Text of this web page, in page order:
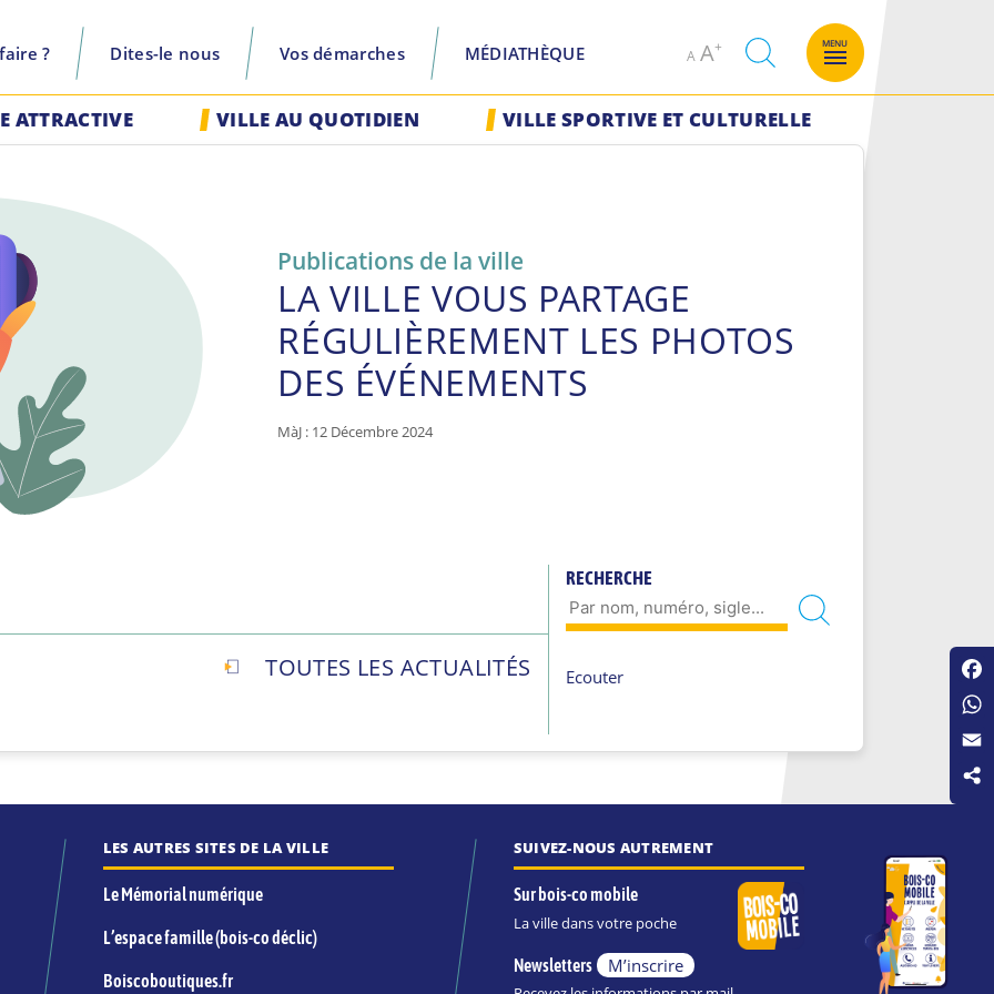
? Dites-le nous Vos démarches MÉDIATHÈQUE A
Decrease
font
AIncrease
size.
recherche
MENU
ATTRACTIVE VILLE AU QUOTIDIEN VILLE SPORTIVE ET CULTURELLE
Publications de la ville
LA VILLE VOUS PARTAGE
RÉGULIÈREMENT LES PHOTOS
DES ÉVÉNEMENTS
MàJ : 12 Décembre 2024
TOUTES LES ACTUALITÉS
RECHERCHE
Ecouter
LES AUTRES SITES DE LA VILLE
Le Mémorial numérique
L’espace famille (bois-co déclic)
Boiscoboutiques.fr
SUIVEZ-NOUS AUTREMENT
Sur bois-co mobile
La ville dans votre poche
Newsletters M’inscrire